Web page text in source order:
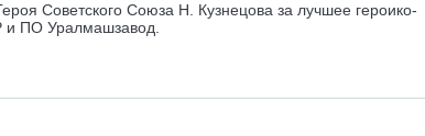
Советского Союза Н. Кузнецова за лучшее героико-
и ПО Уралмашзавод.